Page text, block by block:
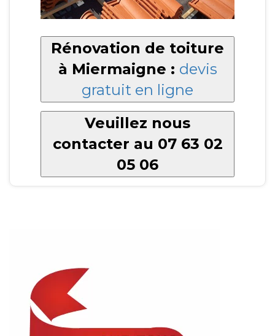
Rénovation de toiture
à Miermaigne : devis
gratuit en ligne
Veuillez nous
contacter au 07 63 02
05 06